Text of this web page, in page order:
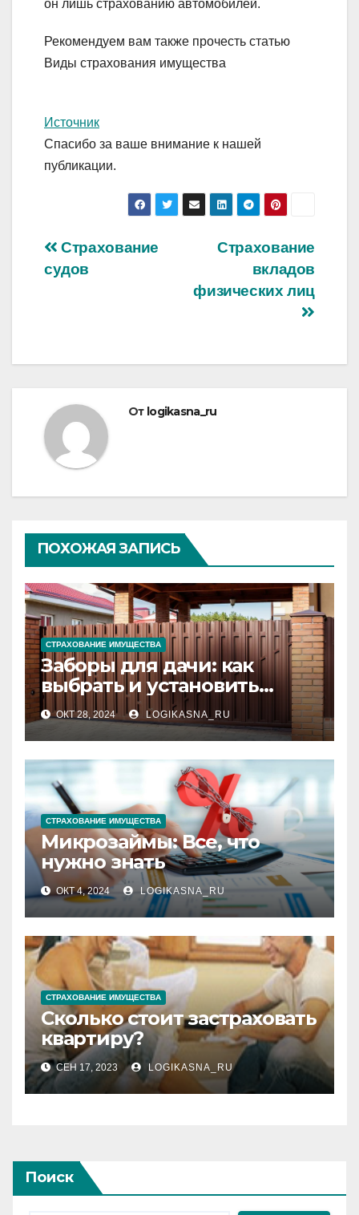
он лишь страхованию автомобилей.
Рекомендуем вам также прочесть статью
Виды страхования имущества
Источник
Спасибо за ваше внимание к нашей
публикации.
Навигация
по
Страхование
вкладов
физических лиц
Страхование
судов
От logikasna_ru
ПОХОЖАЯ ЗАПИСЬ
СТРАХОВАНИЕ ИМУЩЕСТВА
Заборы для дачи: как
выбрать и установить
идеальное ограждение
ОКТ 28, 2024 LOGIKASNA_RU
СТРАХОВАНИЕ ИМУЩЕСТВА
Микрозаймы: Все, что
нужно знать
ОКТ 4, 2024 LOGIKASNA_RU
СТРАХОВАНИЕ ИМУЩЕСТВА
Сколько стоит застраховать
квартиру?
СЕН 17, 2023 LOGIKASNA_RU
Поиск